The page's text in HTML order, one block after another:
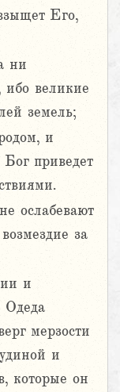
Его,
ни
великие
земель;
и
Бог приведет
ослабевают
за
и
Одеда
мерзости
и
которые он